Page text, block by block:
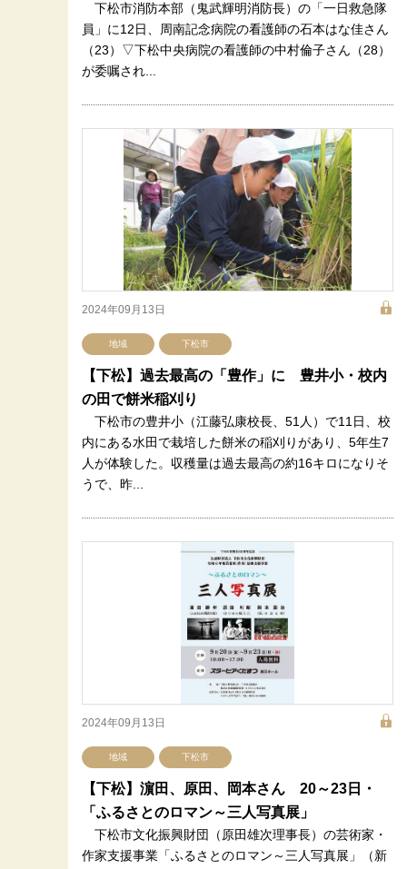
下松市消防本部（鬼武輝明消防長）の「一日救急隊
員」に12日、周南記念病院の看護師の石本はな佳さん
（23）▽下松中央病院の看護師の中村倫子さん（28）
が委嘱され...
2024年09月13日
地域 下松市
【下松】過去最高の「豊作」に 豊井小・校内
の田で餅米稲刈り
下松市の豊井小（江藤弘康校長、51人）で11日、校
内にある水田で栽培した餅米の稲刈りがあり、5年生7
人が体験した。収穫量は過去最高の約16キロになりそ
うで、昨...
2024年09月13日
地域 下松市
【下松】濵田、原田、岡本さん 20～23日・
「ふるさとのロマン～三人写真展」
下松市文化振興財団（原田雄次理事長）の芸術家・
作家支援事業「ふるさとのロマン～三人写真展」（新